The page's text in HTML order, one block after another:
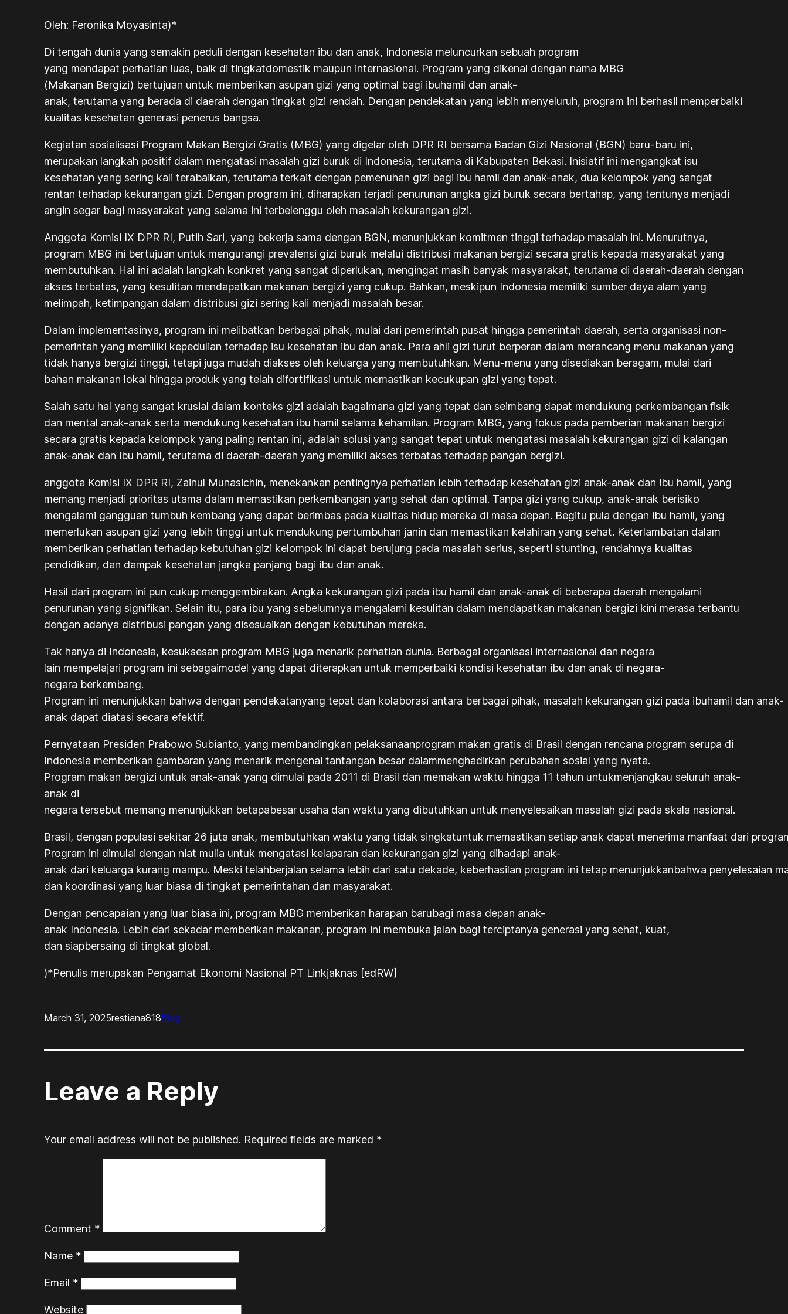
Oleh: Feronika Moyasinta)*
Di tengah dunia yang semakin peduli dengan kesehatan ibu dan anak, Indonesia meluncurkan sebuah program
yang mendapat perhatian luas, baik di tingkatdomestik maupun internasional. Program yang dikenal dengan nama MBG
(Makanan Bergizi) bertujuan untuk memberikan asupan gizi yang optimal bagi ibuhamil dan anak-
anak, terutama yang berada di daerah dengan tingkat gizi rendah. Dengan pendekatan yang lebih menyeluruh, program ini berhasil memperbaiki
kualitas kesehatan generasi penerus bangsa.
Kegiatan sosialisasi Program Makan Bergizi Gratis (MBG) yang digelar oleh DPR RI bersama Badan Gizi Nasional (BGN) baru-baru ini,
merupakan langkah positif dalam mengatasi masalah gizi buruk di Indonesia, terutama di Kabupaten Bekasi. Inisiatif ini mengangkat isu
kesehatan yang sering kali terabaikan, terutama terkait dengan pemenuhan gizi bagi ibu hamil dan anak-anak, dua kelompok yang sangat
rentan terhadap kekurangan gizi. Dengan program ini, diharapkan terjadi penurunan angka gizi buruk secara bertahap, yang tentunya menjadi
angin segar bagi masyarakat yang selama ini terbelenggu oleh masalah kekurangan gizi.
Anggota Komisi IX DPR RI, Putih Sari, yang bekerja sama dengan BGN, menunjukkan komitmen tinggi terhadap masalah ini. Menurutnya,
program MBG ini bertujuan untuk mengurangi prevalensi gizi buruk melalui distribusi makanan bergizi secara gratis kepada masyarakat yang
membutuhkan. Hal ini adalah langkah konkret yang sangat diperlukan, mengingat masih banyak masyarakat, terutama di daerah-daerah dengan
akses terbatas, yang kesulitan mendapatkan makanan bergizi yang cukup. Bahkan, meskipun Indonesia memiliki sumber daya alam yang
melimpah, ketimpangan dalam distribusi gizi sering kali menjadi masalah besar.
Dalam implementasinya, program ini melibatkan berbagai pihak, mulai dari pemerintah pusat hingga pemerintah daerah, serta organisasi non-
pemerintah yang memiliki kepedulian terhadap isu kesehatan ibu dan anak. Para ahli gizi turut berperan dalam merancang menu makanan yang
tidak hanya bergizi tinggi, tetapi juga mudah diakses oleh keluarga yang membutuhkan. Menu-menu yang disediakan beragam, mulai dari
bahan makanan lokal hingga produk yang telah difortifikasi untuk memastikan kecukupan gizi yang tepat.
Salah satu hal yang sangat krusial dalam konteks gizi adalah bagaimana gizi yang tepat dan seimbang dapat mendukung perkembangan fisik
dan mental anak-anak serta mendukung kesehatan ibu hamil selama kehamilan. Program MBG, yang fokus pada pemberian makanan bergizi
secara gratis kepada kelompok yang paling rentan ini, adalah solusi yang sangat tepat untuk mengatasi masalah kekurangan gizi di kalangan
anak-anak dan ibu hamil, terutama di daerah-daerah yang memiliki akses terbatas terhadap pangan bergizi.
anggota Komisi IX DPR RI, Zainul Munasichin, menekankan pentingnya perhatian lebih terhadap kesehatan gizi anak-anak dan ibu hamil, yang
memang menjadi prioritas utama dalam memastikan perkembangan yang sehat dan optimal. Tanpa gizi yang cukup, anak-anak berisiko
mengalami gangguan tumbuh kembang yang dapat berimbas pada kualitas hidup mereka di masa depan. Begitu pula dengan ibu hamil, yang
memerlukan asupan gizi yang lebih tinggi untuk mendukung pertumbuhan janin dan memastikan kelahiran yang sehat. Keterlambatan dalam
memberikan perhatian terhadap kebutuhan gizi kelompok ini dapat berujung pada masalah serius, seperti stunting, rendahnya kualitas
pendidikan, dan dampak kesehatan jangka panjang bagi ibu dan anak.
Hasil dari program ini pun cukup menggembirakan. Angka kekurangan gizi pada ibu hamil dan anak-anak di beberapa daerah mengalami
penurunan yang signifikan. Selain itu, para ibu yang sebelumnya mengalami kesulitan dalam mendapatkan makanan bergizi kini merasa terbantu
dengan adanya distribusi pangan yang disesuaikan dengan kebutuhan mereka.
Tak hanya di Indonesia, kesuksesan program MBG juga menarik perhatian dunia. Berbagai organisasi internasional dan negara
lain mempelajari program ini sebagaimodel yang dapat diterapkan untuk memperbaiki kondisi kesehatan ibu dan anak di negara-
negara berkembang.
Program ini menunjukkan bahwa dengan pendekatanyang tepat dan kolaborasi antara berbagai pihak, masalah kekurangan gizi pada ibuhamil dan anak-
anak dapat diatasi secara efektif.
Pernyataan Presiden Prabowo Subianto, yang membandingkan pelaksanaanprogram makan gratis di Brasil dengan rencana program serupa di
Indonesia memberikan gambaran yang menarik mengenai tantangan besar dalammenghadirkan perubahan sosial yang nyata.
Program makan bergizi untuk anak-anak yang dimulai pada 2011 di Brasil dan memakan waktu hingga 11 tahun untukmenjangkau seluruh anak-
anak di
negara tersebut memang menunjukkan betapabesar usaha dan waktu yang dibutuhkan untuk menyelesaikan masalah gizi pada skala nasional.
Brasil, dengan populasi sekitar 26 juta anak, membutuhkan waktu yang tidak singkatuntuk memastikan setiap anak dapat menerima manfaat dari
Program ini dimulai dengan niat mulia untuk mengatasi kelaparan dan kekurangan gizi yang dihadapi anak-
anak dari keluarga kurang mampu. Meski telahberjalan selama lebih dari satu dekade, keberhasilan program ini tetap menunjukkanbahwa penyelesaian
dan koordinasi yang luar biasa di tingkat pemerintahan dan masyarakat.
Dengan pencapaian yang luar biasa ini, program MBG memberikan harapan barubagi masa depan anak-
anak Indonesia. Lebih dari sekadar memberikan makanan, program ini membuka jalan bagi terciptanya generasi yang sehat, kuat,
dan siapbersaing di tingkat global.
)*Penulis merupakan Pengamat Ekonomi Nasional PT Linkjaknas [edRW]
March 31, 2025restiana818Blog
Leave a Reply
Your email address will not be published. Required fields are marked *
Comment *
Name *
Email *
Website